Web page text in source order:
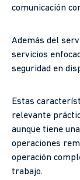
comunicación
Además del
servicios
seguridad en
Estas
relevante
aunque tiene
operaciones
operación
trabajo.